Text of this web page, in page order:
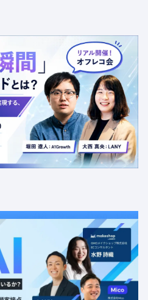
18:30 - 20:00
いたい瞬間」に選ばれるブラ
）×デジタル広告で実現す
5-27-5 リンクスクエア新宿16F
代々木駅・新宿三丁目駅
ケティング トレンド 採用イベント 広告
08.19
11:00 - 12:00
水 11:00 - 12:00
れているショップはどのよう
LLMO）」「データ活用」